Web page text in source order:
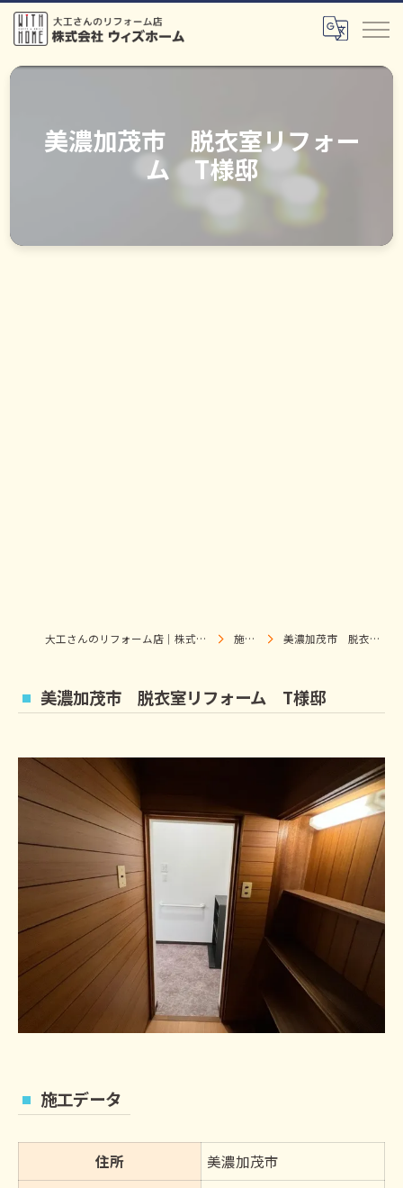
美濃加茂市 脱衣室リフォー
ム T様邸
大工さんのリフォーム店｜株式会社ウィズホーム｜扶桑・犬山 施工事例 美濃加茂市 脱衣室リフォーム T様邸
美濃加茂市 脱衣室リフォーム T様邸
施工データ
住所
美濃加茂市